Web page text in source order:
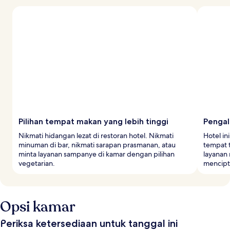
Pilihan tempat makan yang lebih tinggi
Nikmati hidangan lezat di restoran hotel. Nikmati
minuman di bar, nikmati sarapan prasmanan, atau
minta layanan sampanye di kamar dengan pilihan
vegetarian.
Hotel
tempat
Opsi kamar
Periksa ketersediaan untuk tanggal ini